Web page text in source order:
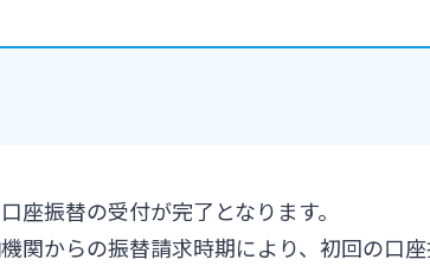
座振替の受付が完了となります。
関からの振替請求時期により、初回の口座